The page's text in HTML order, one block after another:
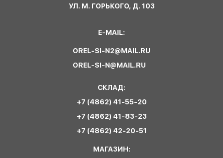
УЛ. М. ГОРЬКОГО, Д. 103
E-MAIL:
OREL-SI-N2@MAIL.RU
OREL-SI-N@MAIL.RU
СКЛАД:
+7 (4862) 41-55-20
+7 (4862) 41-83-23
+7 (4862) 42-20-51
МАГАЗИН: